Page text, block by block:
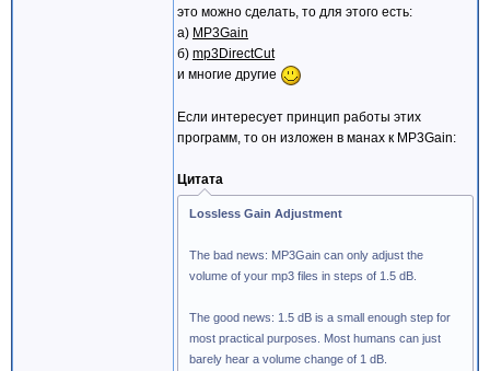
это можно сделать, то для этого есть:
а) MP3Gain
б) mp3DirectCut
и многие другие
Если интересует принцип работы этих
программ, то он изложен в манах к MP3Gain:
Цитата
Lossless Gain Adjustment
The bad news: MP3Gain can only adjust the
volume of your mp3 files in steps of 1.5 dB.
The good news: 1.5 dB is a small enough step for
most practical purposes. Most humans can just
barely hear a volume change of 1 dB.